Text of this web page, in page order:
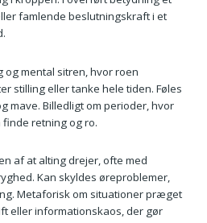
famlende beslutningskraft i et
og mental sitren, hvor roen
stilling eller tanke hele tiden. Føles
mave. Billedligt om perioder, hvor
retning og ro.
af at alting drejer, ofte med
Kan skyldes øreproblemer,
Metaforisk om situationer præget
eller informationskaos, der gør